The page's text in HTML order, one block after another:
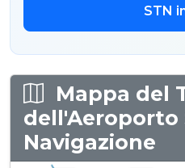
STN
Mappa del
dell'Aeroporto
Navigazione